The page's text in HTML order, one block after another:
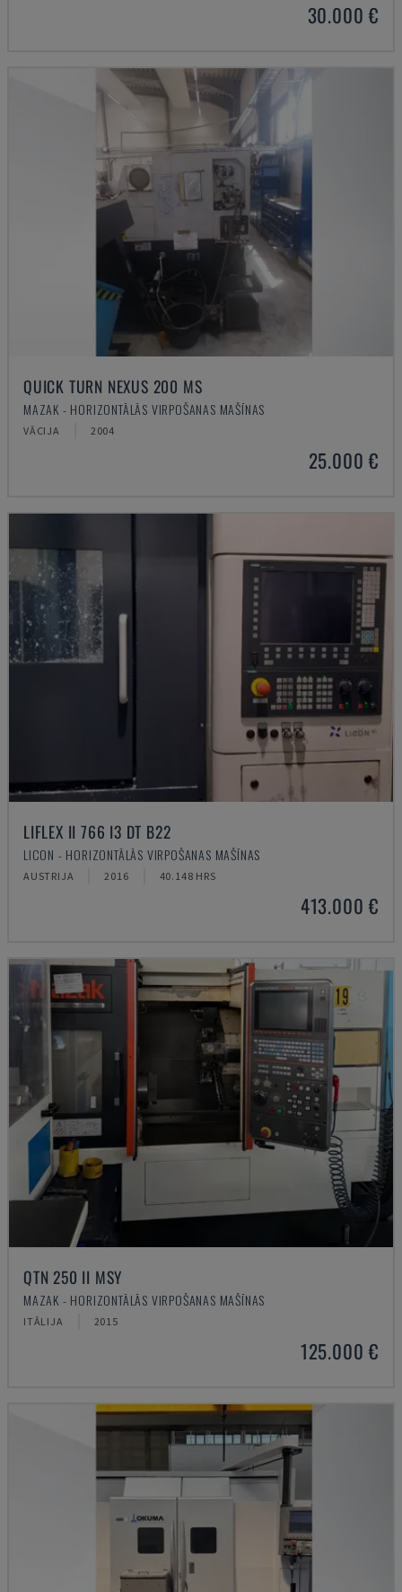
30.000 €
QUICK TURN NEXUS 200 MS
MAZAK - HORIZONTĀLĀS VIRPOŠANAS MAŠĪNAS
VĀCIJA 2004
25.000 €
LIFLEX II 766 I3 DT B22
LICON - HORIZONTĀLĀS VIRPOŠANAS MAŠĪNAS
AUSTRIJA 2016 40.148 HRS
413.000 €
QTN 250 II MSY
MAZAK - HORIZONTĀLĀS VIRPOŠANAS MAŠĪNAS
ITĀLIJA 2015
125.000 €